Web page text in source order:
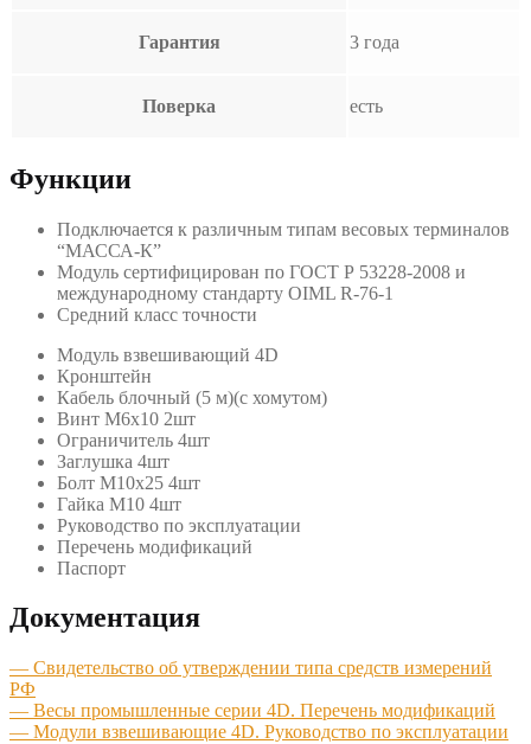
Гарантия 3 года
Поверка есть
Функции
Подключается к различным типам весовых терминалов
“МАССА-К”
Модуль сертифицирован по ГОСТ Р 53228-2008 и
международному стандарту OIML R-76-1
Средний класс точности
Модуль взвешивающий 4D
Кронштейн
Кабель блочный (5 м)(с хомутом)
Винт М6х10 2шт
Ограничитель 4шт
Заглушка 4шт
Болт М10х25 4шт
Гайка М10 4шт
Руководство по эксплуатации
Перечень модификаций
Паспорт
Документация
— Свидетельство об утверждении типа средств измерений
РФ
— Весы промышленные серии 4D. Перечень модификаций
— Модули взвешивающие 4D. Руководство по эксплуатации